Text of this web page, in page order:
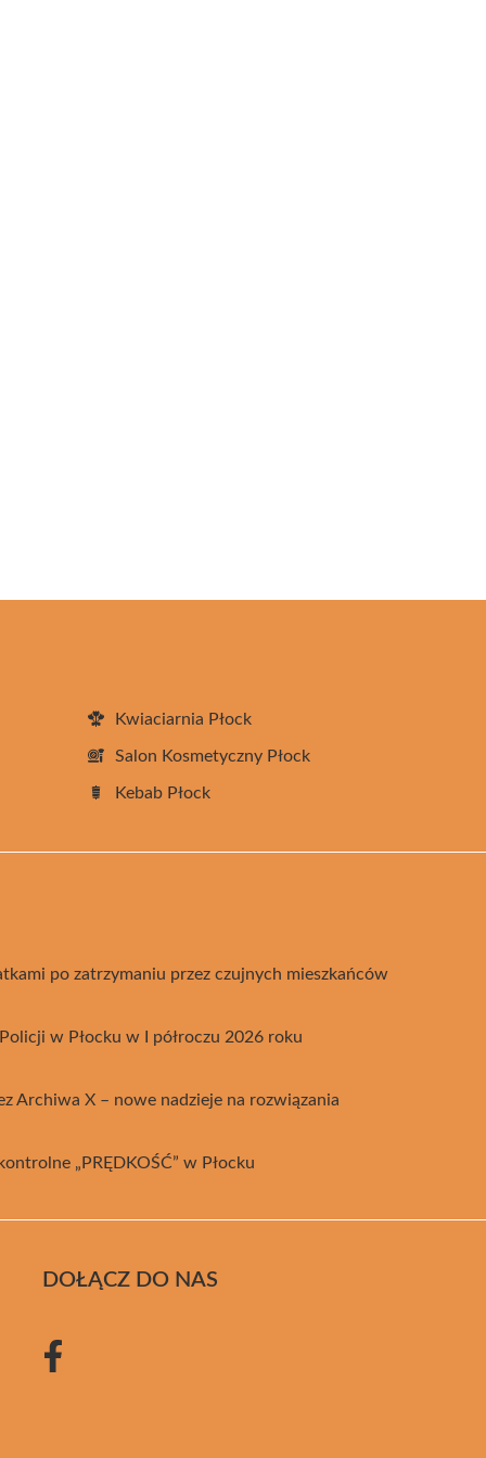
Kwiaciarnia Płock
Salon Kosmetyczny Płock
Kebab Płock
po zatrzymaniu przez czujnych mieszkańców
w Płocku w I półroczu 2026 roku
Archiwa X – nowe nadzieje na rozwiązania
„PRĘDKOŚĆ” w Płocku
DOŁĄCZ DO NAS